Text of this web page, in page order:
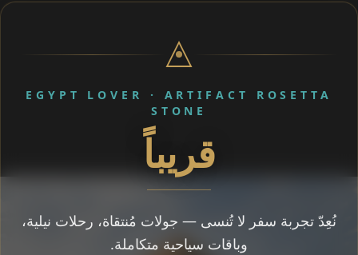
EGYPT LOVER · ARTIFACT ROSETTA
STONE
قريباً
نُعِدّ تجربة سفر لا تُنسى — جولات مُنتقاة، رحلات نيلية،
وباقات سياحية متكاملة.